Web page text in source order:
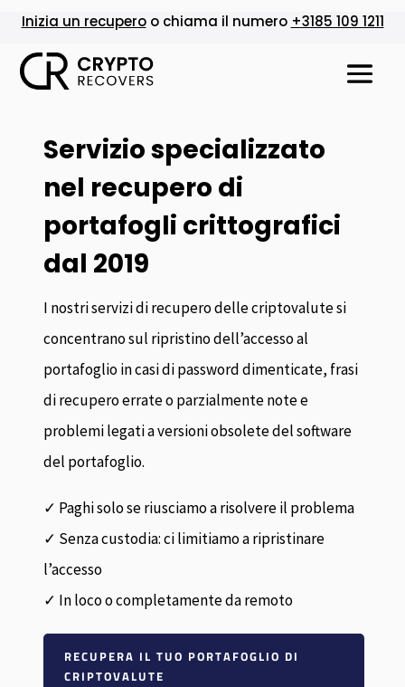
Inizia un recuperoo chiama il numero +3185 109 1211
Servizio specializzato
nel recupero di
portafogli crittografici
dal 2019
I nostri servizi di recupero delle criptovalute si
concentrano sul ripristino dell’accesso al
portafoglio in casi di password dimenticate, frasi
di recupero errate o parzialmente note e
problemi legati a versioni obsolete del software
del portafoglio.
✓ Paghi solo se riusciamo a risolvere il problema
✓ Senza custodia: ci limitiamo a ripristinare
l’accesso
✓ In loco o completamente da remoto
RECUPERA IL TUO PORTAFOGLIO DI
CRIPTOVALUTE